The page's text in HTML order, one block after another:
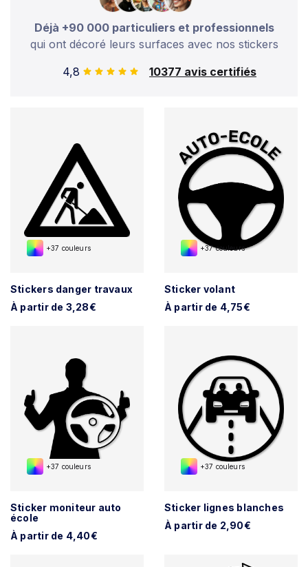
Déjà +90 000 particuliers et professionnels
qui ont décoré leurs surfaces avec nos stickers
4,8
10377 avis certifiés
+37 couleurs
Stickers danger travaux
À partir de 3,28€
+37 couleurs
Sticker volant
À partir de 4,75€
+37 couleurs
Sticker moniteur auto
école
À partir de 4,40€
+37 couleurs
Sticker lignes blanches
À partir de 2,90€